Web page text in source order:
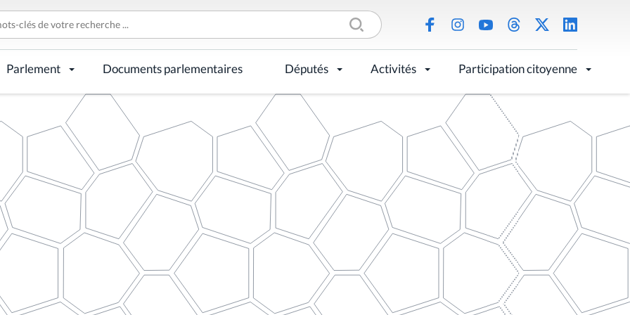
Parlement Documents parlementaires Députés Activités Participation citoyenne